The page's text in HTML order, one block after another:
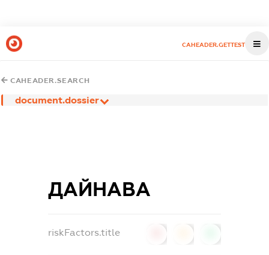
CAHEADER.GETTEST
CAHEADER.SEARCH
document.dossier
ДАЙНАВА
riskFactors.title